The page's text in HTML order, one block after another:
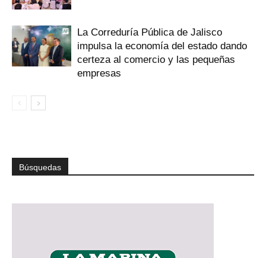
La Correduría Pública de Jalisco
impulsa la economía del estado dando
certeza al comercio y las pequeñas
empresas
Búsquedas